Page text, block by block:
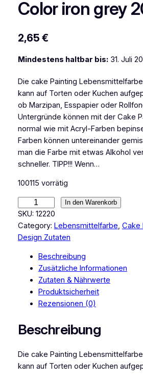
Color iron grey
2,65 €
Mindestens haltbar bis:31. Juli
Die cake Painting
kann auf Torten oder Kuchen
ob Marzipan, Esspapier oder
Untergründe können mit der Cake
normal wie mit Acryl-Farben
Farben können untereinander
man die Farbe mit etwas Alkohol
schneller. TIPP!!! Wenn…
100115 vorrätig
M
B
a
e
a
i
In den Warenkorb
SKU: 12220
Category: Lebensmittelfarbe, Cake
Design Zutaten
Beschreibung
Zusätzliche Informationen
Zutaten & Nährwerte
Produktsicherheit
Rezensionen (0)
Beschreibung
Die cake Painting
kann auf Torten oder Kuchen